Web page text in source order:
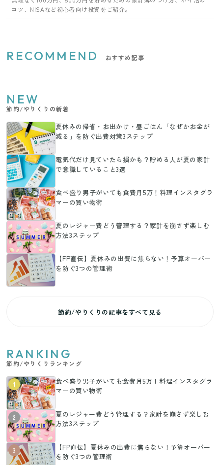
コツ、NISAなど初心者向け投資をご紹介。
RECOMMEND おすすめ記事
NEW
節約/やりくりの新着
夏休みの帰省・お出かけ・昼ごはん「なぜかお金が
減る」を防ぐ出費対策3ステップ
電気代だけ見ていたら損かも？貯める人が夏の家計
で意識していること3選
食べ盛り男子がいても食費月5万！料理インスタグラ
マーの買い物術
夏のレジャー費どう管理する？家計を崩さず楽しむ
方法3ステップ
【FP直伝】夏休みの出費に焦らない！予算オーバー
を防ぐ3つの管理術
節約/やりくりの記事をすべて見る
RANKING
節約/やりくりランキング
1
食べ盛り男子がいても食費月5万！料理インスタグラ
マーの買い物術
2
夏のレジャー費どう管理する？家計を崩さず楽しむ
方法3ステップ
3
【FP直伝】夏休みの出費に焦らない！予算オーバー
を防ぐ3つの管理術